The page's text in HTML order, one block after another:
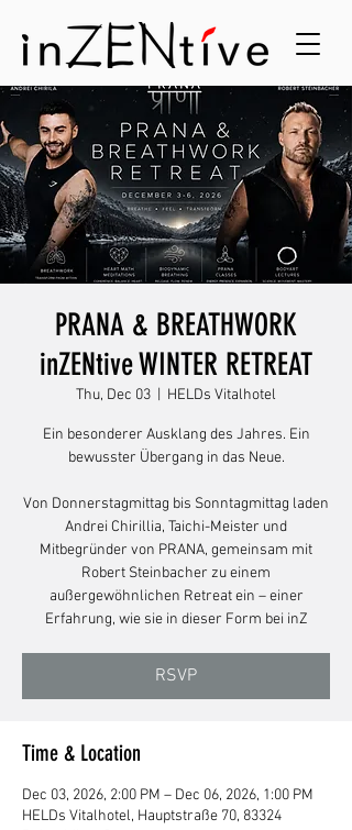
PRANA & BREATHWORK
inZENtive WINTER RETREAT
Thu, Dec 03 HELDs Vitalhotel
Ein besonderer Ausklang des Jahres. Ein
bewusster Übergang in das Neue.
Von Donnerstagmittag bis Sonntagmittag laden
Andrei Chirillia, Taichi-Meister und
Mitbegründer von PRANA, gemeinsam mit
Robert Steinbacher zu einem
außergewöhnlichen Retreat ein – einer
Erfahrung, wie sie in dieser Form bei inZ
RSVP
Time & Location
Dec 03, 2026, 2:00 PM – Dec 06, 2026, 1:00 PM
HELDs Vitalhotel, Hauptstraße 70, 83324